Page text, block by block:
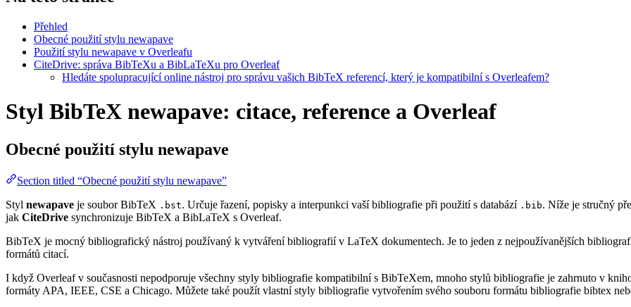
Přehled
Obecné použití stylu newapave
Použití stylu newapave v Overleafu
CiteDrive: správa BibTeXu a BibLaTeXu pro Overleaf
Hledáte spolupracující online nástroj pro správu vašich BibTeX referencí, který je kompatibilní s Overleafem?
Styl BibTeX newapave: citace, reference a Overleaf
Obecné použití stylu newapave
Section titled “Obecné použití stylu newapave”
Styl newapave je soubor BibTeX .bst. Určuje řazení, popisky a interpunkci vaší bibliografie při použití s databází .bib. Níže je stručný
jak CiteDrive synchronizuje BibTeX a BibLaTeX s Overleaf.
BibTeX je mocný bibliografický nástroj používaný k vytváření bibliografií v LaTeX dokumentech. Je to jeden z nejpoužívanějších
formátů citací.
I když Overleaf v současnosti nepodporuje všechny styly bibliografie kompatibilní s BibTeXem, mnoho stylů bibliografie je zahrnuto v
formáty APA, IEEE, CSE a Chicago. Můžete také použít vlastní styly bibliografie vytvořením svého souboru formátu bibliografie bibtex